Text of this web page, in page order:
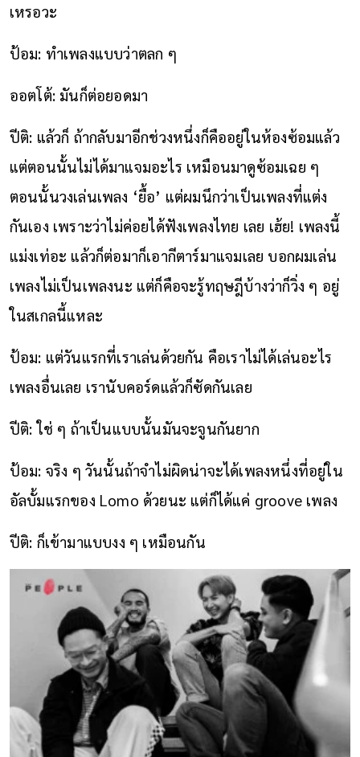
เหรอวะ
ป้อม: ทำเพลงแบบว่าตลก ๆ
ออตโต้: มันก็ต่อยอดมา
ปีติ: แล้วก็ ถ้ากลับมาอีกช่วงหนึ่งก็คืออยู่ในห้องซ้อมแล้ว
แต่ตอนนั้นไม่ได้มาแจมอะไร เหมือนมาดูซ้อมเฉย ๆ
ตอนนั้นวงเล่นเพลง ‘ยื้อ’ แต่ผมนึกว่าเป็นเพลงที่แต่ง
กันเอง เพราะว่าไม่ค่อยได้ฟังเพลงไทย เลย เฮ้ย! เพลงนี้
แม่งเท่อะ แล้วก็ต่อมาก็เอากีตาร์มาแจมเลย บอกผมเล่น
เพลงไม่เป็นเพลงนะ แต่ก็คือจะรู้ทฤษฎีบ้างว่าก็วิ่ง ๆ อยู่
ในสเกลนี้แหละ
ป้อม: แต่วันแรกที่เราเล่นด้วยกัน คือเราไม่ได้เล่นอะไร
เพลงอื่นเลย เรานับคอร์ดแล้วก็ซัดกันเลย
ปีติ: ใช่ ๆ ถ้าเป็นแบบนั้นมันจะจูนกันยาก
ป้อม: จริง ๆ วันนั้นถ้าจำไม่ผิดน่าจะได้เพลงหนึ่งที่อยู่ใน
อัลบั้มแรกของ Lomo ด้วยนะ แต่ก็ได้แค่ groove เพลง
ปีติ: ก็เข้ามาแบบงง ๆ เหมือนกัน